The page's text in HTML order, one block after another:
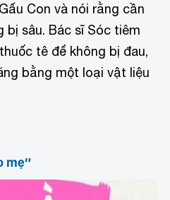
Con và nói rằng cần
bị sâu. Bác sĩ Sóc tiêm
tê để không bị đau,
bằng một loại vật liệu
mẹ”